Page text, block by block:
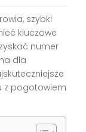
szybki
kluczowe
numer
dla
z pogotowiem